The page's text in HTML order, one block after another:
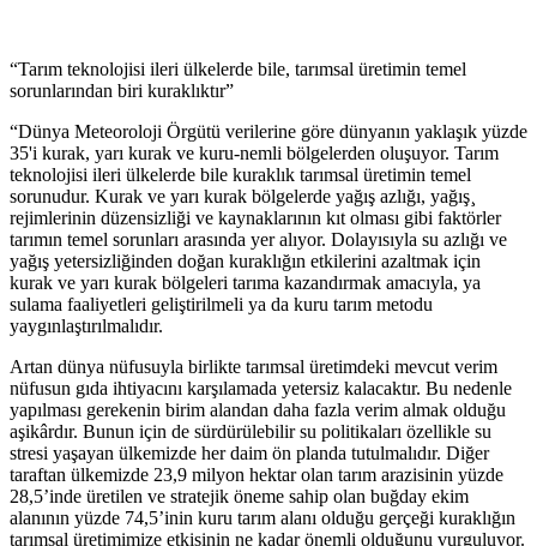
“Tarım teknolojisi ileri ülkelerde bile, tarımsal üretimin temel
sorunlarından biri kuraklıktır”
“Dünya Meteoroloji Örgütü verilerine göre dünyanın yaklaşık yüzde
35'i kurak, yarı kurak ve kuru-nemli bölgelerden oluşuyor. Tarım
teknolojisi ileri ülkelerde bile kuraklık tarımsal üretimin temel
sorunudur. Kurak ve yarı kurak bölgelerde yağış azlığı, yağış¸
rejimlerinin düzensizliği ve kaynaklarının kıt olması gibi faktörler
tarımın temel sorunları arasında yer alıyor. Dolayısıyla su azlığı ve
yağış yetersizliğinden doğan kuraklığın etkilerini azaltmak için
kurak ve yarı kurak bölgeleri tarıma kazandırmak amacıyla, ya
sulama faaliyetleri geliştirilmeli ya da kuru tarım metodu
yaygınlaştırılmalıdır.
Artan dünya nüfusuyla birlikte tarımsal üretimdeki mevcut verim
nüfusun gıda ihtiyacını karşılamada yetersiz kalacaktır. Bu nedenle
yapılması gerekenin birim alandan daha fazla verim almak olduğu
aşikârdır. Bunun için de sürdürülebilir su politikaları özellikle su
stresi yaşayan ülkemizde her daim ön planda tutulmalıdır. Diğer
taraftan ülkemizde 23,9 milyon hektar olan tarım arazisinin yüzde
28,5’inde üretilen ve stratejik öneme sahip olan buğday ekim
alanının yüzde 74,5’inin kuru tarım alanı olduğu gerçeği kuraklığın
tarımsal üretimimize etkisinin ne kadar önemli olduğunu vurguluyor.